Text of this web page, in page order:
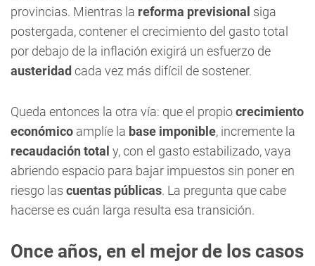
provincias. Mientras la reforma previsional siga
postergada, contener el crecimiento del gasto total
por debajo de la inflación exigirá un esfuerzo de
austeridadcada vez más difícil de sostener.
Queda entonces la otra vía: que el propiocrecimiento
económico amplíe la base imponible, incremente la
recaudación total y, con el gasto estabilizado, vaya
abriendo espacio para bajar impuestos sin poner en
riesgo las cuentas públicas. La pregunta que cabe
hacerse es cuán larga resulta esa transición.
Once años, en el mejor de los casos